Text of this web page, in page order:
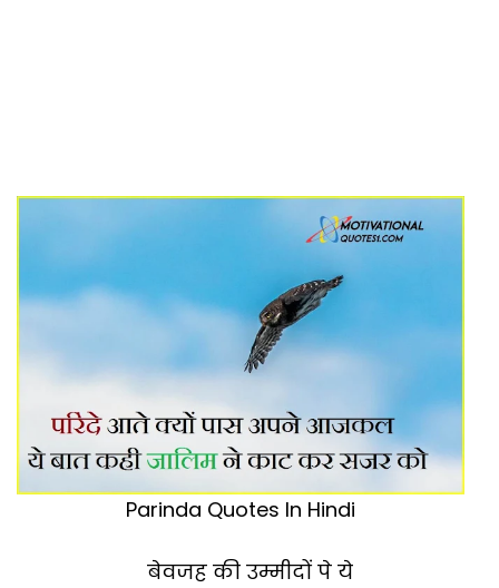
Parinda Quotes In Hindi
बेवजह की उम्मीदों पे ये